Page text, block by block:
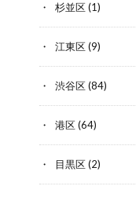
杉並区(1)
江東区(9)
渋谷区(84)
港区(64)
目黒区(2)